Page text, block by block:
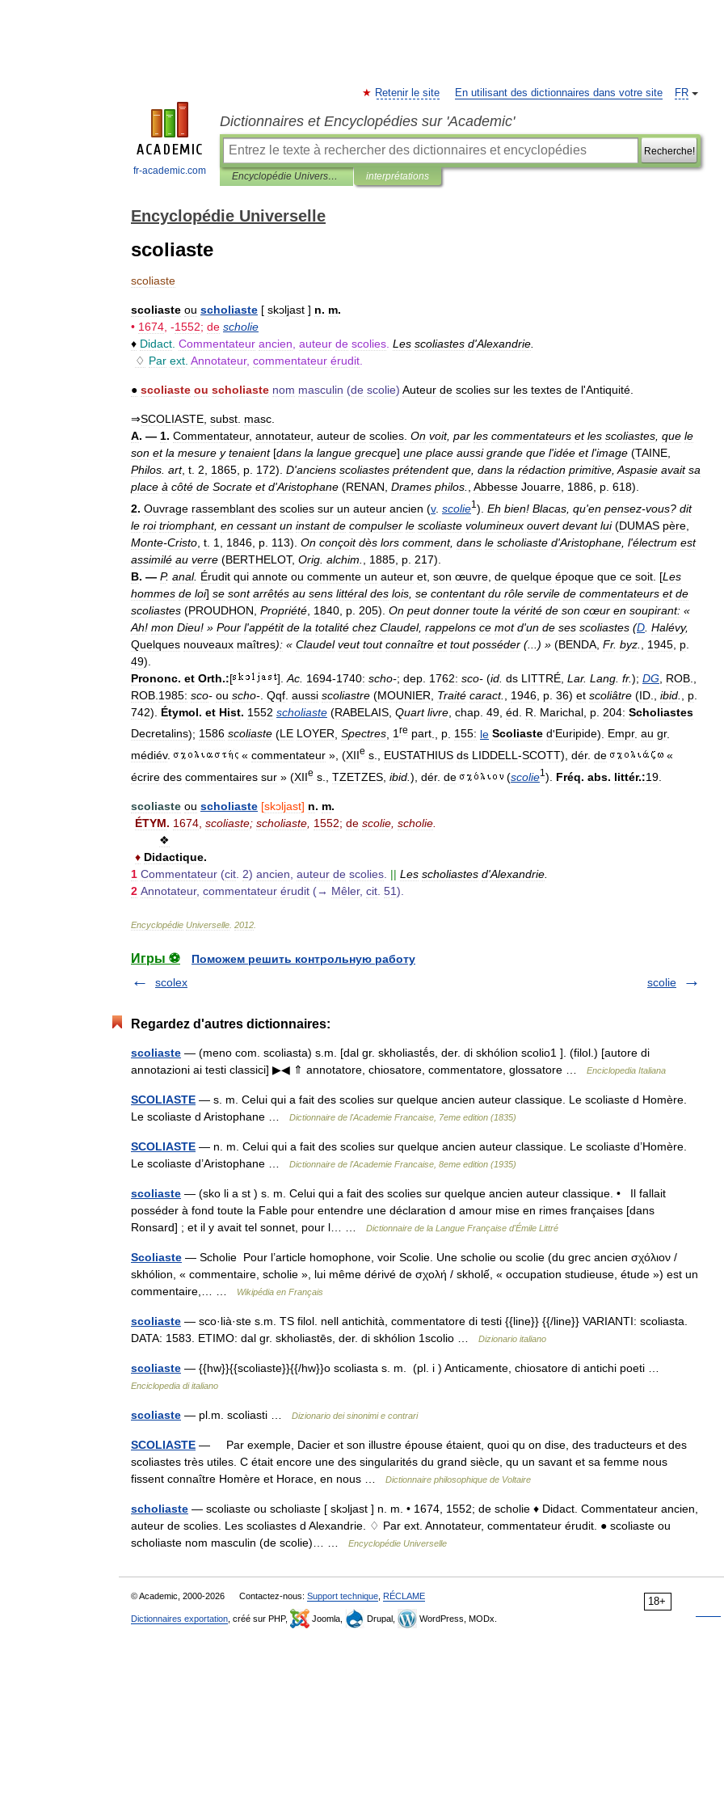
fr-academic.com
FR
Retenir le site En utilisant des dictionnaires dans votre site
Dictionnaires et Encyclopédies sur 'Academic'
Recherche!
Encyclopédie Universelle interprétations
Encyclopédie Universelle
scoliaste
scoliaste
scoliaste ou scholiaste [ skɔljast ] n. m.
• 1674 , -1552; de scholie
♦ Didact Commentateur ancien auteur de scolies Les scoliastes d'Alexandrie
♢ Par ext Annotateur, commentateur érudit
● scoliaste ou scholiaste nom masculin (de scolie) Auteur de scolies sur les textes de l'Antiquité
⇒SCOLIASTE subst masc
A. — 1. Commentateur, annotateur, auteur de scolies On voit, par les commentateurs et les scoliastes que le
son et la mesure y tenaient [dans la langue grecque] une place aussi grande que l'idée et l'image (TAINE
Philos art, t 2 1865 p 172). D'anciens scoliastes prétendent que dans la rédaction primitive Aspasie avait sa
place à côté de Socrate et d'Aristophane (RENAN Drames philos Abbesse Jouarre 1886 p 618).
2. Ouvrage rassemblant des scolies sur un auteur ancien (v. scolie1 ). Eh bien! Blacas qu'en pensez-vous? dit
le roi triomphant, en cessant un instant de compulser le scoliaste volumineux ouvert devant lui(DUMAS père
Monte-Cristo t 1 1846 p 113). On conçoit dès lors comment, dans le scholiaste d'Aristophane l'électrum est
assimilé au verre (BERTHELOT, Orig alchim 1885 p 217).
B. — P. anal. Érudit qui annote ou commente un auteur et son œuvre de quelque époque que ce soit . [Les
hommes de loi] se sont arrêtés au sens littéral des lois se contentant du rôle servile de commentateurs et de
scoliastes (PROUDHON Propriété 1840 p 205). On peut donner toute la vérité de son cœur en soupirant: «
Ah! mon Dieu! » Pour l'appétit de la totalité chez Claudel, rappelons ce mot d'un de ses scoliastes (D Halévy,
Quelques nouveaux maîtres): « Claudel veut tout connaître et tout posséder (...) » (BENDA Fr. byz 1945 p
49).
Prononc. et Orth.:[ ]. Ac 1694-1740: scho-; dep 1762: sco- (id ds LITTRÉ Lar. Lang fr.); DG ROB
ROB 1985: sco- ou scho- Qqf aussi scoliastre (MOUNIER Traité caract. 1946 p 36) et scoliâtre (ID ibid p
742). Étymol. et Hist. 1552 scholiaste (RABELAIS Quart livre chap 49 éd R Marichal p 204: Scholiastes
Decretalins); 1586 scoliaste (LE LOYER Spectres 1re part p 155: le Scoliaste d'Euripide). Empr. au gr.
médiév. « commentateur », (XIIe s EUSTATHIUS ds LIDDELL -SCOTT), dér. de
«
écrire des commentaires sur » (XIIe s TZETZES ibid ), dér. de (scolie1 ). Fréq. abs. littér.:19
scoliaste ou scholiaste [skɔljast] n. m.
ÉTYM. 1674 scoliaste; scholiaste 1552; de scolie scholie
❖
♦ Didactique.
1 Commentateur (cit 2) ancien auteur de scolies || Les scholiastes d'Alexandrie
2 Annotateur, commentateur érudit (→ Mêler, cit 51).
Encyclopédie Universelle 2012
Игры ⚽
Поможем решить контрольную работу
scolex
scolie
Regardez d'autres dictionnaires:
scoliaste — (meno com. scoliasta) s.m. [dal gr. skholiastḗs, der. di skhólion scolio1 ]. (filol.) [autore di
annotazioni ai testi classici] ▶◀ ⇑ annotatore, chiosatore, commentatore, glossatore …
Enciclopedia Italiana
SCOLIASTE — s. m. Celui qui a fait des scolies sur quelque ancien auteur classique. Le scoliaste d Homère.
Le scoliaste d Aristophane …
Dictionnaire de l'Academie Francaise, 7eme edition (1835)
SCOLIASTE — n. m. Celui qui a fait des scolies sur quelque ancien auteur classique. Le scoliaste d’Homère.
Le scoliaste d’Aristophane …
Dictionnaire de l'Academie Francaise, 8eme edition (1935)
scoliaste — (sko li a st ) s. m. Celui qui a fait des scolies sur quelque ancien auteur classique. • Il fallait
posséder à fond toute la Fable pour entendre une déclaration d amour mise en rimes françaises [dans
Ronsard] ; et il y avait tel sonnet, pour l… …
Dictionnaire de la Langue Française d'Émile Littré
Scoliaste — Scholie Pour l’article homophone, voir Scolie. Une scholie ou scolie (du grec ancien σχόλιον /
skhólion, « commentaire, scholie », lui même dérivé de σχολή / skholế, « occupation studieuse, étude ») est un
commentaire,… …
Wikipédia en Français
scoliaste — sco·lià·ste s.m. TS filol. nell antichità, commentatore di testi {{line}} {{/line}} VARIANTI: scoliasta.
DATA: 1583. ETIMO: dal gr. skholiastēs, der. di skhólion 1scolio …
Dizionario italiano
scoliaste — {{hw}}{{scoliaste}}{{/hw}}o scoliasta s. m. (pl. i ) Anticamente, chiosatore di antichi poeti …
Enciclopedia di italiano
scoliaste — pl.m. scoliasti … Dizionario dei sinonimi e contrari
SCOLIASTE — Par exemple, Dacier et son illustre épouse étaient, quoi qu on dise, des traducteurs et des
scoliastes très utiles. C était encore une des singularités du grand siècle, qu un savant et sa femme nous
fissent connaître Homère et Horace, en nous …
Dictionnaire philosophique de Voltaire
scholiaste — scoliaste ou scholiaste [ skɔljast ] n. m. • 1674, 1552; de scholie ♦ Didact. Commentateur ancien,
auteur de scolies. Les scoliastes d Alexandrie. ♢ Par ext. Annotateur, commentateur érudit. ● scoliaste ou
scholiaste nom masculin (de scolie)… …
Encyclopédie Universelle
18+
© Academic, 2000-2026 Contactez-nous: Support technique RÉCLAME
Dictionnaires exportation , créé sur PHP, Joomla, Drupal, WordPress, MODx.